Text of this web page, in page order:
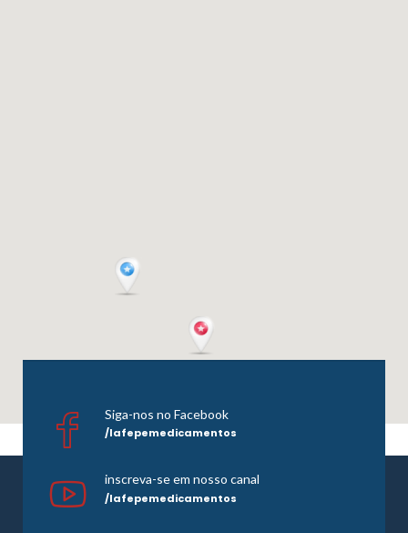
Siga-nos no Facebook
/lafepemedicamentos
inscreva-se em nosso canal
/lafepemedicamentos